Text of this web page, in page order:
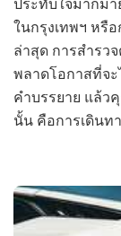
ในกรุงเทพฯ หรื
ล่าสุด การสำรว
พลาดโอกาสที่จ
คำบรรยาย แล้ว
นั้น คือการเดินท